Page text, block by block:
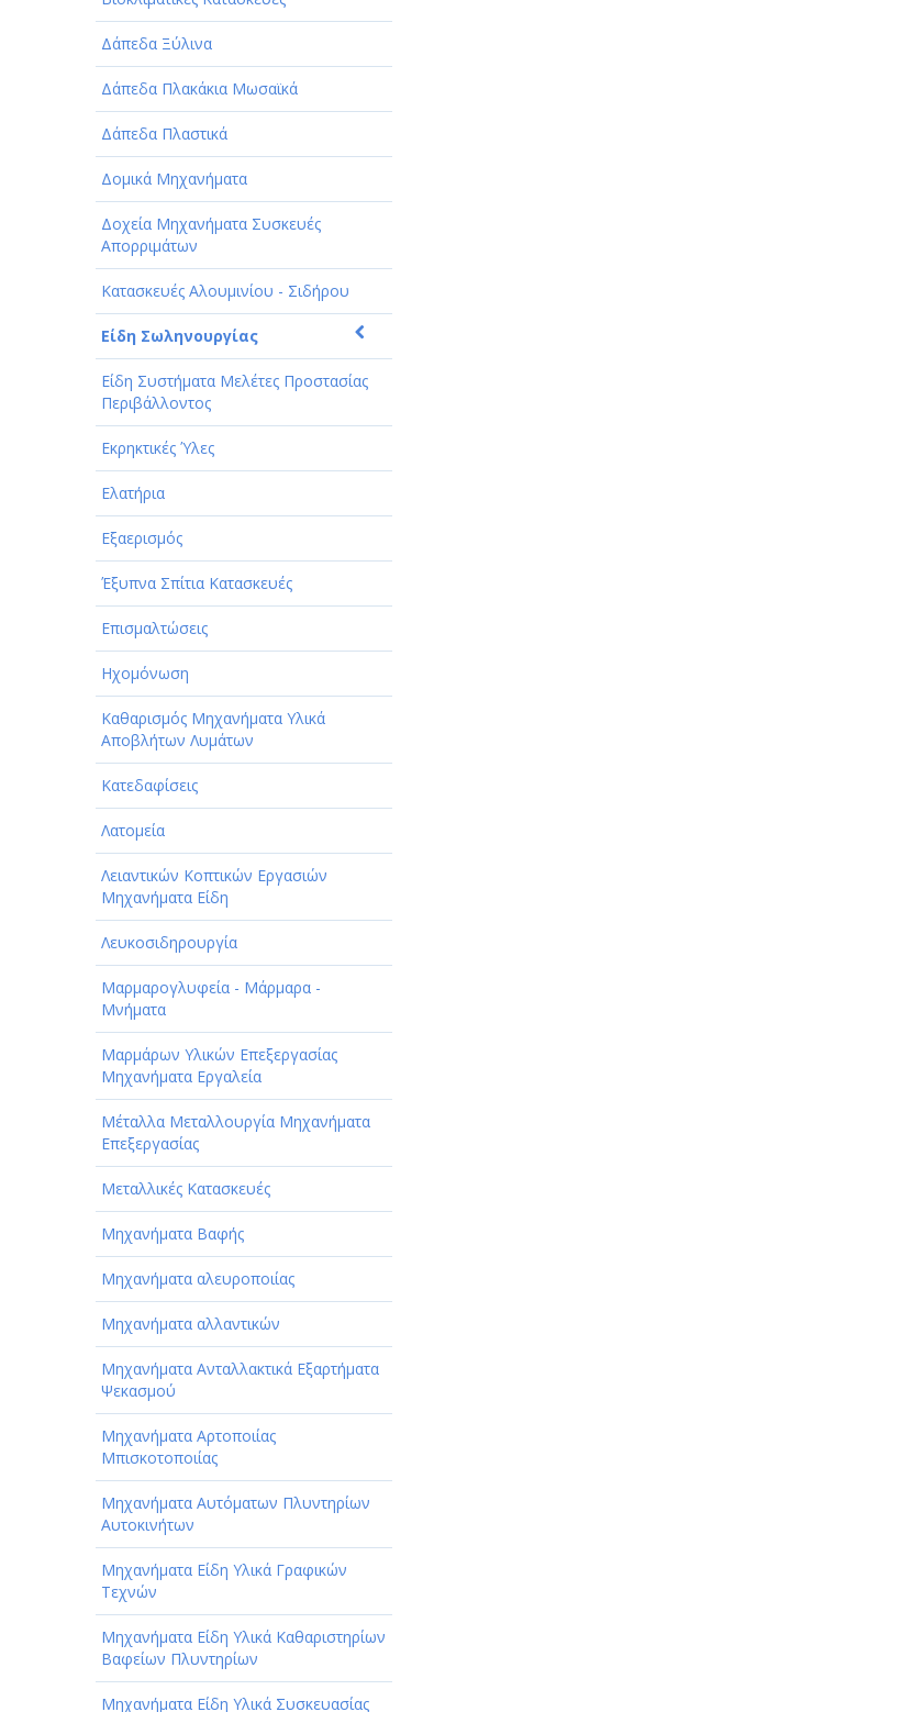
Δάπεδα Ξύλινα
Δάπεδα Πλακάκια Μωσαϊκά
Δάπεδα Πλαστικά
Δομικά Μηχανήματα
Δοχεία Μηχανήματα Συσκευές
Απορριμάτων
Κατασκευές Αλουμινίου - Σιδήρου
Είδη Σωληνουργίας
Είδη Συστήματα Μελέτες Προστασίας
Περιβάλλοντος
Εκρηκτικές Ύλες
Ελατήρια
Εξαερισμός
Έξυπνα Σπίτια Κατασκευές
Επισμαλτώσεις
Ηχομόνωση
Καθαρισμός Μηχανήματα Υλικά
Αποβλήτων Λυμάτων
Κατεδαφίσεις
Λατομεία
Λειαντικών Κοπτικών Εργασιών
Μηχανήματα Είδη
Λευκοσιδηρουργία
Μαρμαρογλυφεία - Μάρμαρα -
Μνήματα
Μαρμάρων Υλικών Επεξεργασίας
Μηχανήματα Εργαλεία
Μέταλλα Μεταλλουργία Μηχανήματα
Επεξεργασίας
Μεταλλικές Κατασκευές
Μηχανήματα Βαφής
Μηχανήματα αλευροποιίας
Μηχανήματα αλλαντικών
Μηχανήματα Ανταλλακτικά Εξαρτήματα
Ψεκασμού
Μηχανήματα Αρτοποιίας
Μπισκοτοποιίας
Μηχανήματα Αυτόματων Πλυντηρίων
Αυτοκινήτων
Μηχανήματα Είδη Υλικά Γραφικών
Τεχνών
Μηχανήματα Είδη Υλικά Καθαριστηρίων
Βαφείων Πλυντηρίων
Μηχανήματα Είδη Υλικά Συσκευασίας